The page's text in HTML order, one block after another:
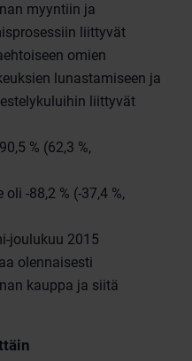
myyntiin ja
liittyvät
omien
lunastamiseen ja
liittyvät
% (62,3 %,
-88,2 % (-37,4 %,
joulukuu 2015
olennaisesti
kauppa ja siitä